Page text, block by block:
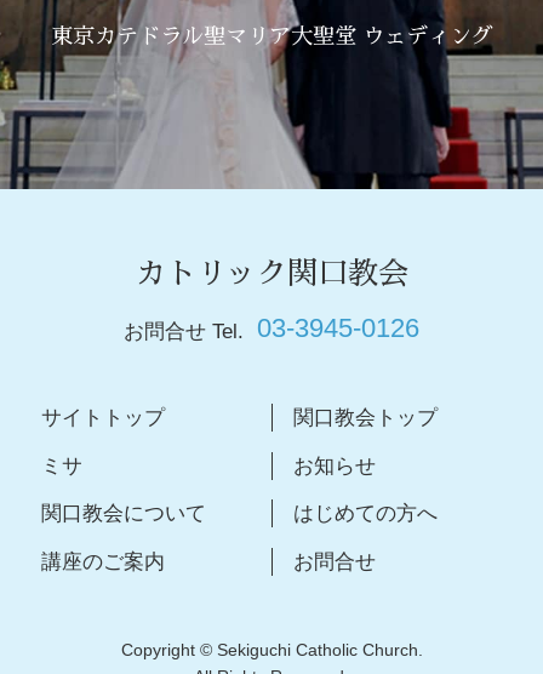
東京カテドラル聖マリア大聖堂 ウェディング
カトリック関口教会
お問合せ Tel. 03-3945-0126
サイトトップ 関口教会トップ
ミサ お知らせ
関口教会について はじめての方へ
講座のご案内 お問合せ
Copyright © Sekiguchi Catholic Church.